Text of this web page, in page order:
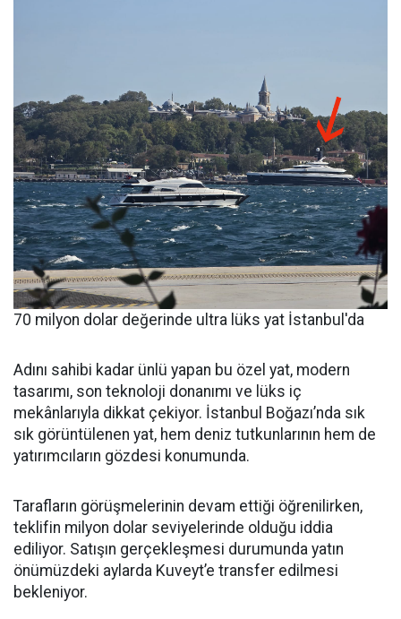
70 milyon dolar değerinde ultra lüks yat İstanbul'da
Adını sahibi kadar ünlü yapan bu özel yat, modern
tasarımı, son teknoloji donanımı ve lüks iç
mekânlarıyla dikkat çekiyor. İstanbul Boğazı’nda sık
sık görüntülenen yat, hem deniz tutkunlarının hem de
yatırımcıların gözdesi konumunda.
Tarafların görüşmelerinin devam ettiği öğrenilirken,
teklifin milyon dolar seviyelerinde olduğu iddia
ediliyor. Satışın gerçekleşmesi durumunda yatın
önümüzdeki aylarda Kuveyt’e transfer edilmesi
bekleniyor.